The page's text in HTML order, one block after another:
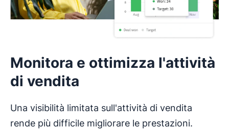
Monitora e ottimizza l'attività
di vendita
Una visibilità limitata sull'attività di vendita
rende più difficile migliorare le prestazioni.